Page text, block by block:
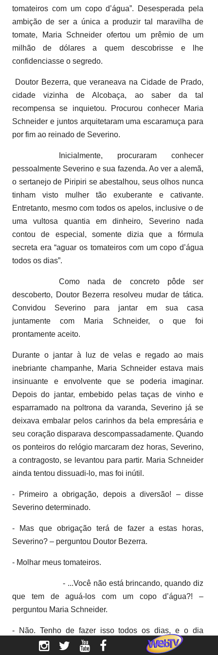
tomateiros com um copo d’água”. Desesperada pela
ambição de ser a única a produzir tal maravilha de
tomate, Maria Schneider ofertou um prêmio de um
milhão de dólares a quem descobrisse e lhe
confidenciasse o segredo.
Doutor Bezerra, que veraneava na Cidade de Prado,
cidade vizinha de Alcobaça, ao saber da tal
recompensa se inquietou. Procurou conhecer Maria
Schneider e juntos arquitetaram uma escaramuça para
por fim ao reinado de Severino.
Inicialmente, procuraram conhecer
pessoalmente Severino e sua fazenda. Ao ver a alemã,
o sertanejo de Piripiri se abestalhou, seus olhos nunca
tinham visto mulher tão exuberante e cativante.
Entretanto, mesmo com todos os apelos, inclusive o de
uma vultosa quantia em dinheiro, Severino nada
contou de especial, somente dizia que a fórmula
secreta era “aguar os tomateiros com um copo d’água
todos os dias”.
Como nada de concreto pôde ser
descoberto, Doutor Bezerra resolveu mudar de tática.
Convidou Severino para jantar em sua casa
juntamente com Maria Schneider, o que foi
prontamente aceito.
Durante o jantar à luz de velas e regado ao mais
inebriante champanhe, Maria Schneider estava mais
insinuante e envolvente que se poderia imaginar.
Depois do jantar, embebido pelas taças de vinho e
esparramado na poltrona da varanda, Severino já se
deixava embalar pelos carinhos da bela empresária e
seu coração disparava descompassadamente. Quando
os ponteiros do relógio marcaram dez horas, Severino,
a contragosto, se levantou para partir. Maria Schneider
ainda tentou dissuadi-lo, mas foi inútil.
- Primeiro a obrigação, depois a diversão! – disse
Severino determinado.
- Mas que obrigação terá de fazer a estas horas,
Severino? – perguntou Doutor Bezerra.
- Molhar meus tomateiros.
- ...Você não está brincando, quando diz
que tem de aguá-los com um copo d’água?! –
perguntou Maria Schneider.
- Não. Tenho de fazer isso todos os dias, e o dia
termina à meia-noite. Por isso é que tenho de ir agora.